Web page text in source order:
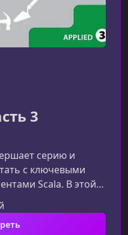
3
серию и
с ключевыми
Scala. В этой
на практическое
языка,
работу с